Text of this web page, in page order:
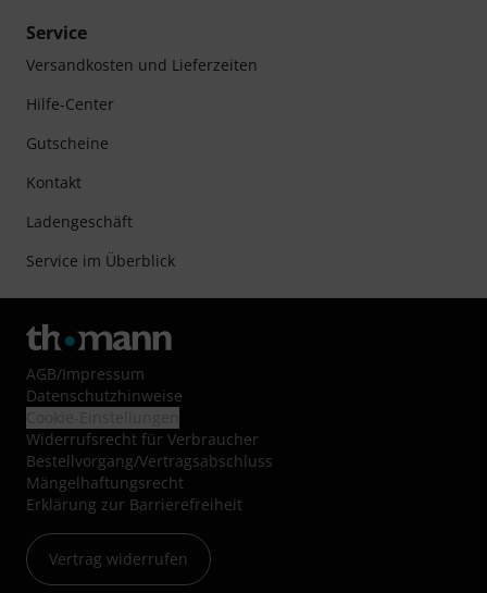
Service
Versandkosten und Lieferzeiten
Hilfe-Center
Gutscheine
Kontakt
Ladengeschäft
Service im Überblick
AGB/Impressum
Datenschutzhinweise
Widerrufsrecht für Verbraucher
Bestellvorgang/Vertragsabschluss
Mängelhaftungsrecht
Erklärung zur Barrierefreiheit
Vertrag widerrufen